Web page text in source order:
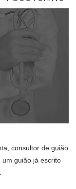
consultor de guião
um guião já escrito